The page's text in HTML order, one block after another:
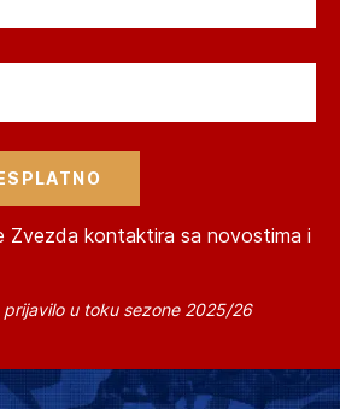
Zvezda kontaktira sa novostima i
u toku sezone 2025/26